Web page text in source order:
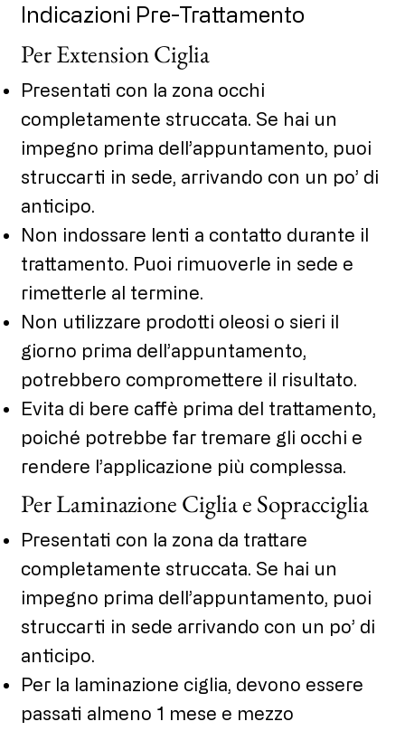
Indicazioni Pre-Trattamento
Per Extension Ciglia
Presentati con la zona occhi
completamente struccata. Se hai un
impegno prima dell’appuntamento, puoi
struccarti in sede, arrivando con un po’ di
anticipo.
Non indossare lenti a contatto durante il
trattamento. Puoi rimuoverle in sede e
rimetterle al termine.
Non utilizzare prodotti oleosi o sieri il
giorno prima dell’appuntamento,
potrebbero compromettere il risultato.
Evita di bere caffè prima del trattamento,
poiché potrebbe far tremare gli occhi e
rendere l’applicazione più complessa.
Per Laminazione Ciglia e Sopracciglia
Presentati con la zona da trattare
completamente struccata. Se hai un
impegno prima dell’appuntamento, puoi
struccarti in sede arrivando con un po’ di
anticipo.
Per la laminazione ciglia, devono essere
passati almeno 1 mese e mezzo